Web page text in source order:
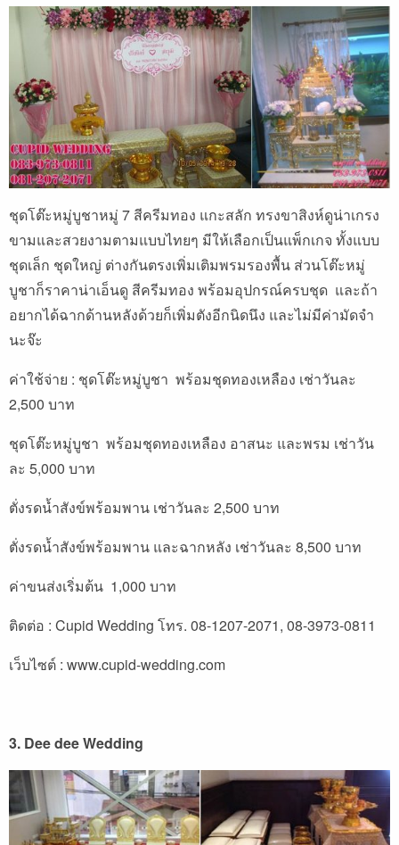
ชุดโต๊ะหมู่บูชาหมู่ 7 สีครีมทอง แกะสลัก ทรงขาสิงห์ดูน่าเกรง
ขามและสวยงามตามแบบไทยๆ มีให้เลือกเป็นแพ็กเกจ ทั้งแบบ
ชุดเล็ก ชุดใหญ่ ต่างกันตรงเพิ่มเติมพรมรองพื้น ส่วนโต๊ะหมู่
บูชาก็ราคาน่าเอ็นดู สีครีมทอง พร้อมอุปกรณ์ครบชุด และถ้า
อยากได้ฉากด้านหลังด้วยก็เพิ่มตังอีกนิดนึง และไม่มีค่ามัดจำ
นะจ๊ะ
ค่าใช้จ่าย : ชุดโต๊ะหมู่บูชา พร้อมชุดทองเหลือง เช่าวันละ
2,500 บาท
ชุดโต๊ะหมู่บูชา พร้อมชุดทองเหลือง อาสนะ และพรม เช่าวัน
ละ 5,000 บาท
ตั่งรดน้ำสังข์พร้อมพาน เช่าวันละ 2,500 บาท
ตั่งรดน้ำสังข์พร้อมพาน และฉากหลัง เช่าวันละ 8,500 บาท
ค่าขนส่งเริ่มต้น 1,000 บาท
ติดต่อ : Cupid Wedding โทร. 08-1207-2071, 08-3973-0811
เว็บไซต์ : www.cupid-wedding.com
3. Dee dee Wedding